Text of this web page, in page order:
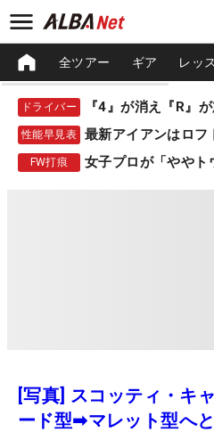
全ツアー ギア レッ
ドライバー
性能早見表 最新アイアンはロフ
FW打痕 女子プロが「ややト
[写真] スコッティ・キ
ード型➡マレット型へ